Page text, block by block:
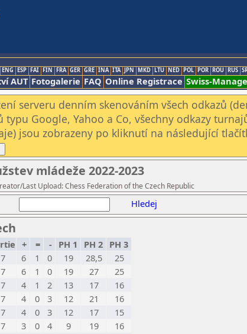
ENG ESP FAI FIN FRA GER GRE INA ITA JPN MKD LTU NED POL POR ROU RUS
AUT Fotogalerie FAQ Online Registrace Swiss-
serveru denním skenováním všech odkazů
typu Google, Yahoo a Co, všechny odkazy
jsou zobrazeny po kliknutí na následující
mládeže 2022-2023
Last Upload: Chess Federation of the Czech Republic
Hledej
+ = - PH 1 PH 2 PH 3
7 6 1 0 19 28,5
25
7 6 1 0 19 27
25
7 4 1 2 13 17
16
7 4 0 3 12 21
16
7 4 0 3 12 17
15
7 3 0 4 9 19
16